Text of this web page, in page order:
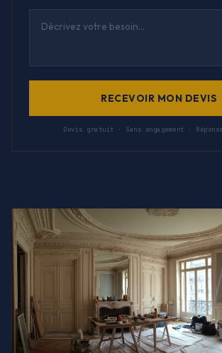
RECEVOIR MON DEVIS
Devis gratuit · Sans engagement ·